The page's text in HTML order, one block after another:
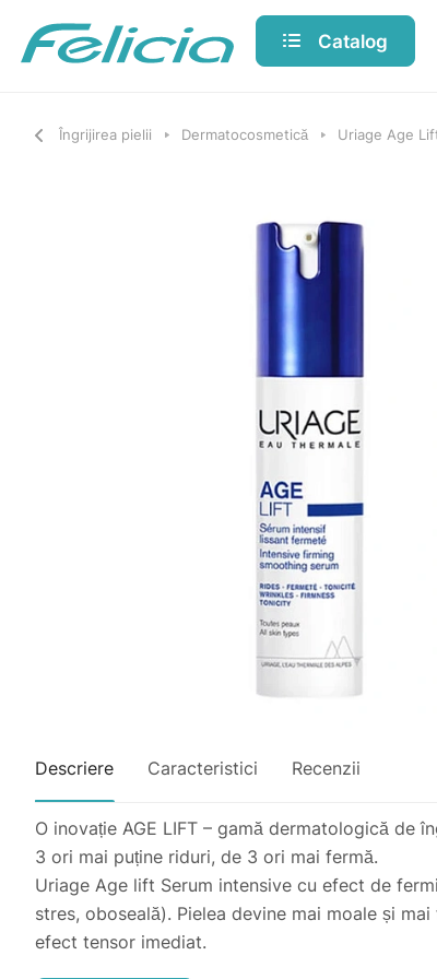
Catalog
Îngrijirea pielii Dermatocosmetică Uriage Age
Descriere Caracteristici Recenzii
O inovație AGE LIFT – gamă dermatologică
3 ori mai puține riduri, de 3 ori mai fermă.
Uriage Age lift Serum intensive cu efect de
stres, oboseală). Pielea devine mai moale și
efect tensor imediat.